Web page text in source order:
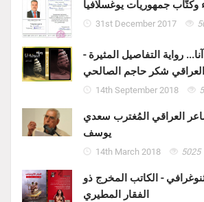
وكتّاب جمهوريات يوغسلافيا
31st December 2017
رواية التفاصيل المثيرة -
العراقي شكر حاجم الصالحي
14th September 2018
العراقي المُغترب سعدي
يوسف
14th March 2018 5025
- الكاتب المخرج ذو
الفقار المطيري